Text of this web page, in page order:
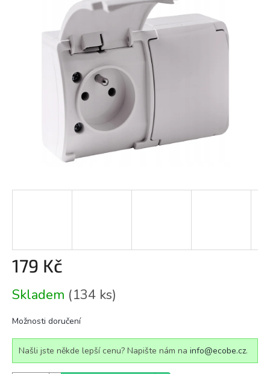
179 Kč
cena:
Skladem (134 ks)
Možnosti doručení
Našli jste někde lepší cenu? Napište nám na info@ecobe.cz.